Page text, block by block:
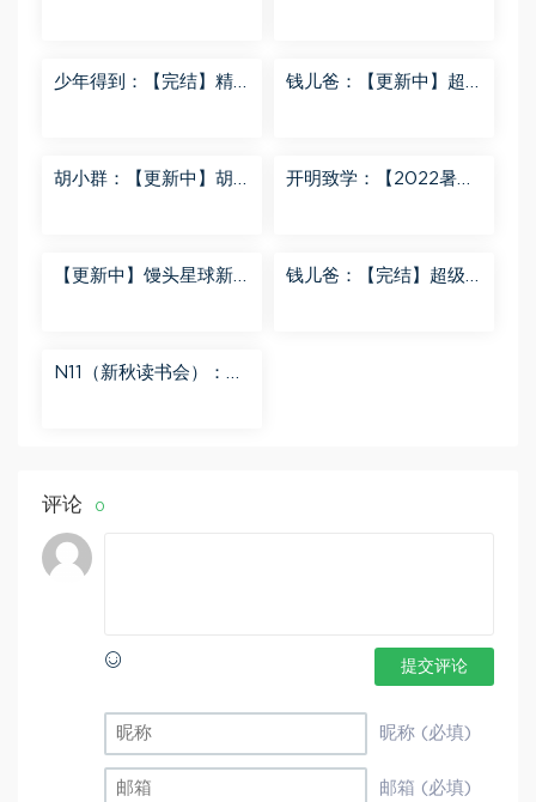
少年得到：【完结】精
钱儿爸：【更新中】超
胡小群：【更新中】胡
开明致学：【2022暑
【更新中】馒头星球新
钱儿爸：【完结】超级
N11（新秋读书会）：
评论 0
提交评论
昵称 (必填)
邮箱 (必填)